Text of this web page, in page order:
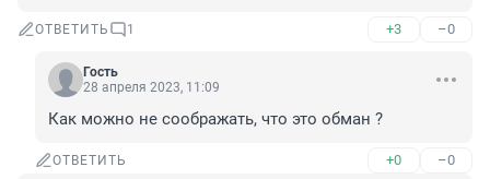
ОТВЕТИТЬ 1 +3 –0
Гость
28 апреля 2023, 11:09
Как можно не соображать, что это обман ?
ОТВЕТИТЬ +0 –0